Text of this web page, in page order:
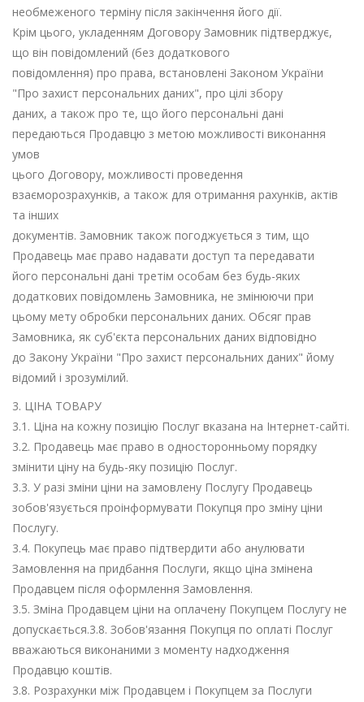
необмеженого терміну після закінчення його дії.
Крім цього, укладенням Договору Замовник підтверджує,
що він повідомлений (без додаткового
повідомлення) про права, встановлені Законом України
"Про захист персональних даних", про цілі збору
даних, а також про те, що його персональні дані
передаються Продавцю з метою можливості виконання
умов
цього Договору, можливості проведення
взаєморозрахунків, а також для отримання рахунків, актів
та інших
документів. Замовник також погоджується з тим, що
Продавець має право надавати доступ та передавати
його персональні дані третім особам без будь-яких
додаткових повідомлень Замовника, не змінюючи при
цьому мету обробки персональних даних. Обсяг прав
Замовника, як суб'єкта персональних даних відповідно
до Закону України "Про захист персональних даних" йому
відомий і зрозумілий.
3. ЦІНА ТОВАРУ
3.1. Ціна на кожну позицію Послуг вказана на Інтернет-сайті.
3.2. Продавець має право в односторонньому порядку
змінити ціну на будь-яку позицію Послуг.
3.3. У разі зміни ціни на замовлену Послугу Продавець
зобов'язується проінформувати Покупця про зміну ціни
Послугу.
3.4. Покупець має право підтвердити або анулювати
Замовлення на придбання Послуги, якщо ціна змінена
Продавцем після оформлення Замовлення.
3.5. Зміна Продавцем ціни на оплачену Покупцем Послугу не
допускається.3.8. Зобов'язання Покупця по оплаті Послуг
вважаються виконаними з моменту надходження
Продавцю коштів.
3.8. Розрахунки між Продавцем і Покупцем за Послуги